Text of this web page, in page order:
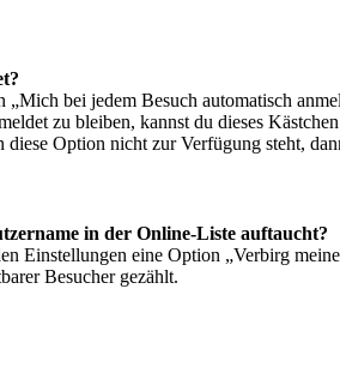
bei jedem Besuch automatisch
zu bleiben, kannst du dieses
Option nicht zur Verfügung steht,
in der Online-Liste auftaucht?
Einstellungen eine Option „Verbirg
Besucher gezählt.